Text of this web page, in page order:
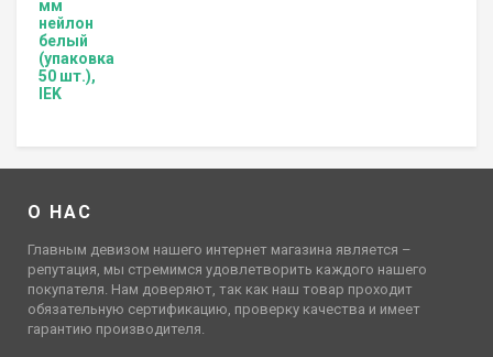
О НАС
Главным девизом нашего интернет магазина является –
репутация, мы стремимся удовлетворить каждого нашего
покупателя. Нам доверяют, так как наш товар проходит
обязательную сертификацию, проверку качества и имеет
гарантию производителя.